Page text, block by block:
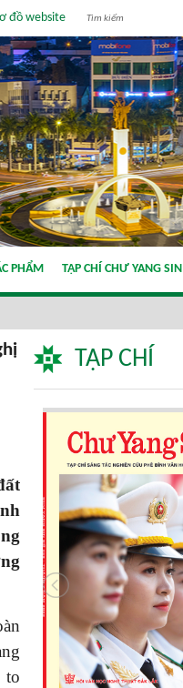
đồ website
PHẨM TẠP CHÍ CHƯ YANG SIN
to
TẠP CHÍ